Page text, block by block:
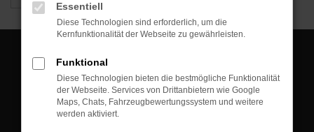
Essentiell
Diese Technologien sind erforderlich, um die
Kernfunktionalität der Webseite zu gewährleisten.
Funktional
Diese Technologien bieten die bestmögliche Funktionalität
der Webseite. Services von Drittanbietern wie Google
Maps, Chats, Fahrzeugbewertungssystem und weitere
werden aktiviert.